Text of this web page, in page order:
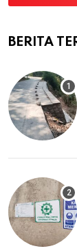
BERITA